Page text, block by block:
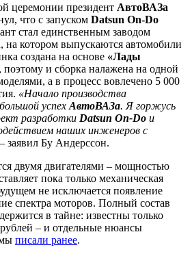
церемонии президент АвтоВАЗа
что с запуском Datsun On-Do
стал единственным заводом
, на котором выпускаются автомобили
создана на основе «Лады
, поэтому и сборка налажена на одной
а в процесс вовлечено 5 000
«Начало производства
успех АвтоВАЗа. Я горжусь
разработки Datsun On-Do и
наших инженеров с
заявил Бу Андерссон.
двумя двигателями – мощностью
пока только механическая
не исключается появление
спектра моторов. Полный состав
в тайне: известны только
– и отдельные нюансы
писали ранее.